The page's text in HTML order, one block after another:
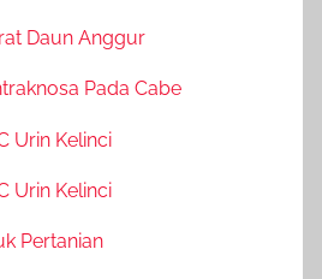
Daun Anggur
Pada Cabe
Urin Kelinci
Urin Kelinci
Pertanian